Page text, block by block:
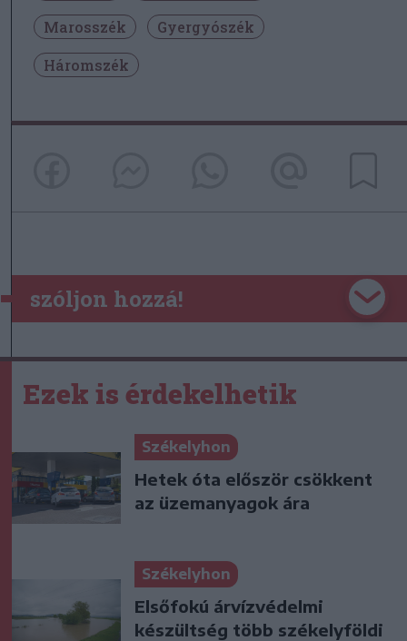
Marosszék
Gyergyószék
Háromszék
szóljon hozzá!
Ezek is érdekelhetik
Székelyhon
Hetek óta először csökkent
az üzemanyagok ára
Székelyhon
Elsőfokú árvízvédelmi
készültség több székelyföldi